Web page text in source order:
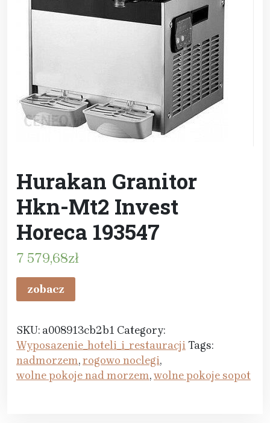
Hurakan Granitor
Hkn-Mt2 Invest
Horeca 193547
7 579,68zł
zobacz
SKU: a008913cb2b1 Category:
Wyposazenie_hoteli_i_restauracjiTags:
nadmorzem,rogowo noclegi,
wolne pokoje nad morzem,wolne pokoje sopot